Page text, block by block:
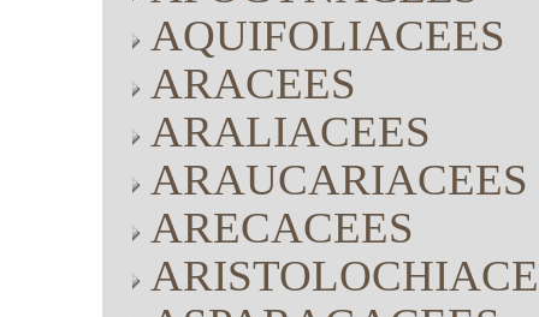
AQUIFOLIACEES
ARACEES
ARALIACEES
ARAUCARIACEES
ARECACEES